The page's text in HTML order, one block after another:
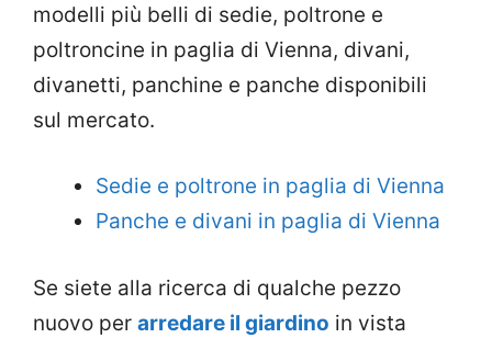
modelli più belli di sedie, poltrone e
poltroncine in paglia di Vienna, divani,
divanetti, panchine e panche disponibili
sul mercato.
Sedie e poltrone in paglia di Vienna
Panche e divani in paglia di Vienna
Se siete alla ricerca di qualche pezzo
nuovo per arredare il giardino in vista